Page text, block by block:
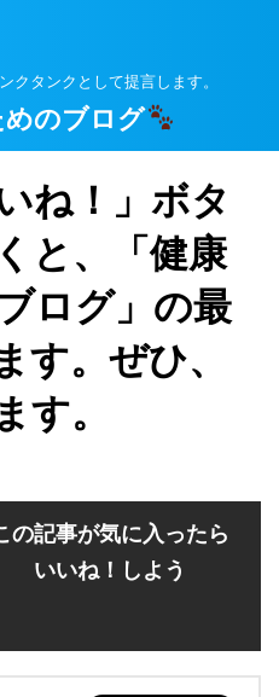
クタンクとして提言します。
のブログ
ね！」ボタ
と、「健康
ログ」の最
す。ぜひ、
す。
の記事が気に入ったら
いいね！しよう